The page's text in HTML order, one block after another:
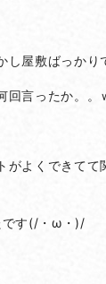
し屋敷ばっかり
回言ったか。。
がよくできてて
です(/・ω・)/